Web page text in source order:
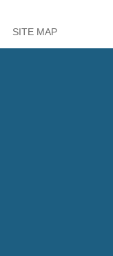
SITE MAP